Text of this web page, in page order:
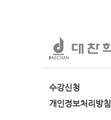
수강신청
개인정보처리방침